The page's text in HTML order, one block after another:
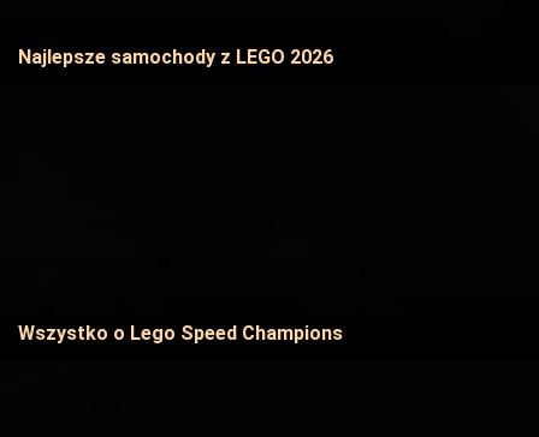
Najlepsze samochody z LEGO 2026
Wszystko o Lego Speed Champions